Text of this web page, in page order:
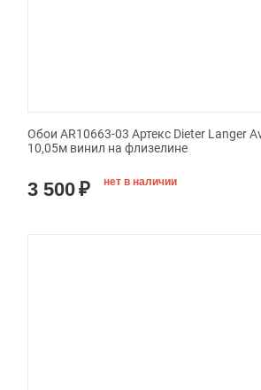
Обои AR10663-03 Артекс Dieter Langer
10,05м винил на флизелине
3 500₽ нет в наличии